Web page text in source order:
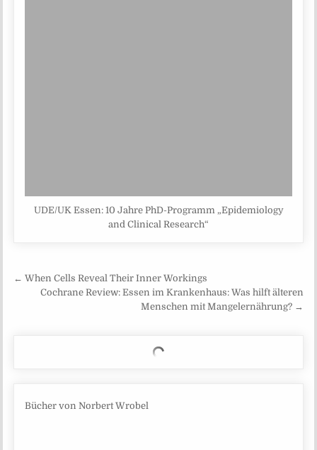
UDE/UK Essen: 10 Jahre PhD-Programm „Epidemiology
and Clinical Research“
Beitragsnavigation
← When Cells Reveal Their Inner Workings
Cochrane Review: Essen im Krankenhaus: Was hilft älteren
Menschen mit Mangelernährung? →
Bücher von Norbert Wrobel